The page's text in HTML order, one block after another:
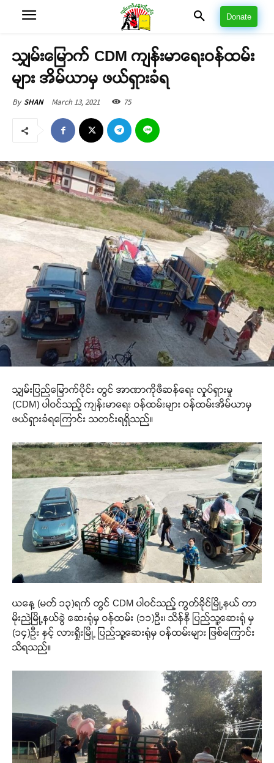
Donate
သျှမ်းမြောက် CDM ကျန်းမာရေးဝန်ထမ်း
များ အိမ်ယာမှ ဖယ်ရှားခံရ
By SHAN March 13, 2021 75
သျှမ်းပြည်မြောက်ပိုင်း တွင် အာဏာကိုဖီဆန်ရေး လှုပ်ရှားမှု
(CDM) ပါဝင်သည့် ကျန်းမာရေး ဝန်ထမ်းများ ဝန်ထမ်းအိမ်ယာမှ
ဖယ်ရှားခံရကြောင်း သတင်းရရှိသည်။
ယနေ့ (မတ် ၁၃)ရက် တွင် CDM ပါဝင်သည့် ကွတ်ခိုင်မြို့နယ် တာ
မိုးညဲမြို့နယ်ခွဲ ဆေးရုံမှ ဝန်ထမ်း (၁၁)ဦး၊ သိန်နီ ပြည်သူ့ဆေးရုံ မှ
(၁၄)ဦး နှင့် လားရှိုးမြို့ ပြည်သူ့ဆေးရုံမှ ဝန်ထမ်းများ ဖြစ်ကြောင်း
သိရသည်။